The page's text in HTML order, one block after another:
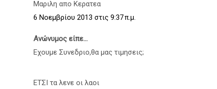
Μαριλη απο Κερατεα
6 Νοεμβρίου 2013 στις 9:37 π.μ.
Ανώνυμος είπε...
Εχουμε Συνεδριο,θα μας τιμησεις;
ΕΤΣΙ τα λενε οι λαοι